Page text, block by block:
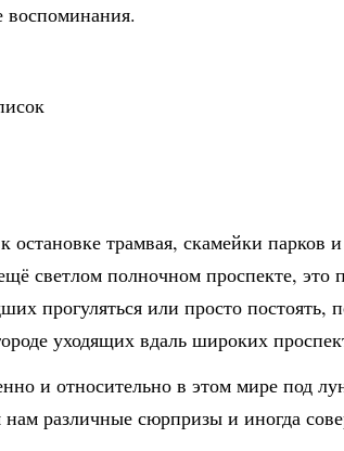
воспоминания.
трамвая, скамейки парков
светлом полночном проспекте,
прогуляться или просто
уходящих вдаль широких
и относительно в этом мире под
различные сюрпризы и иногда